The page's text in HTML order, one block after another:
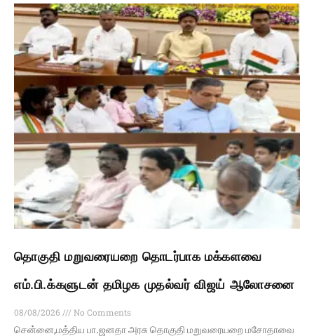
தொகுதி மறுவரையறை தொடர்பாக மக்களவை
எம்.பி.க்களுடன் தமிழக முதல்வர் விஜய் ஆலோசனை
08/08/2026
No Comments
சென்னை,மத்திய பா.ஜனதா அரசு தொகுதி மறுவரையறை மசோதாவை